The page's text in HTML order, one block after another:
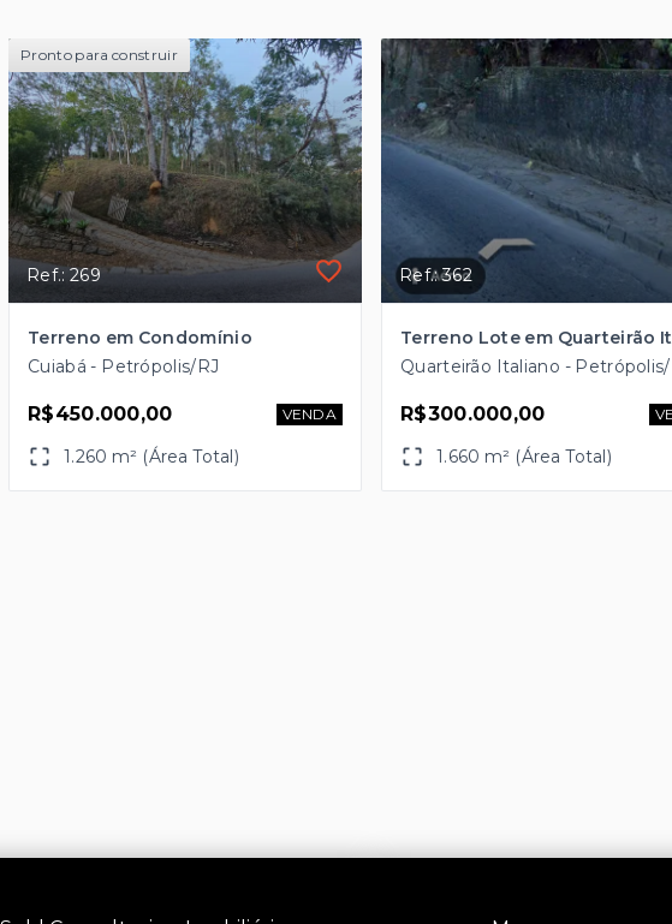
Pronto para construir
Ref.: 269
Terreno em Condomínio
Cuiabá - Petrópolis/RJ
R$450.000,00 VENDA
1.260 m² (Área Total)
Ref.: 362
Quarteirão Italiano - Petrópolis/
R$300.000,00
1.660 m² (Área Total)